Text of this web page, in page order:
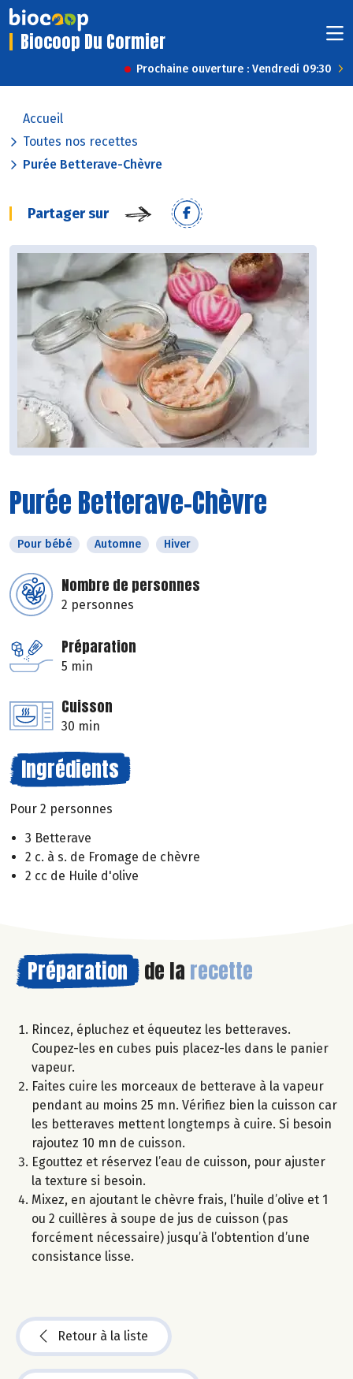
Biocoop Du Cormier
Prochaine ouverture : Vendredi 09:30
Accueil
Toutes nos recettes
Purée Betterave-Chèvre
Partager sur
Purée Betterave-Chèvre
Pour bébé Automne Hiver
Nombre de personnes
2 personnes
Préparation
5 min
Cuisson
30 min
Ingrédients
Pour 2 personnes
3 Betterave
2 c. à s. de Fromage de chèvre
2 cc de Huile d'olive
Préparation de la recette
Rincez, épluchez et équeutez les betteraves.
Coupez-les en cubes puis placez-les dans le panier
vapeur.
Faites cuire les morceaux de betterave à la vapeur
pendant au moins 25 mn. Vérifiez bien la cuisson car
les betteraves mettent longtemps à cuire. Si besoin
rajoutez 10 mn de cuisson.
Egouttez et réservez l’eau de cuisson, pour ajuster
la texture si besoin.
Mixez, en ajoutant le chèvre frais, l’huile d’olive et 1
ou 2 cuillères à soupe de jus de cuisson (pas
forcément nécessaire) jusqu’à l’obtention d’une
consistance lisse.
Retour à la liste